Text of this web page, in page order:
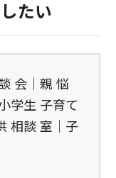
たい
会｜親 悩
学生 子育て
相談 室｜子